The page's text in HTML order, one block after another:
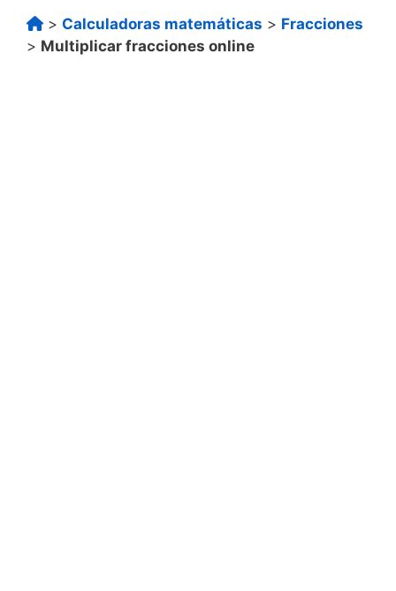
> Calculadoras matemáticas > Fracciones
> Multiplicar fracciones online